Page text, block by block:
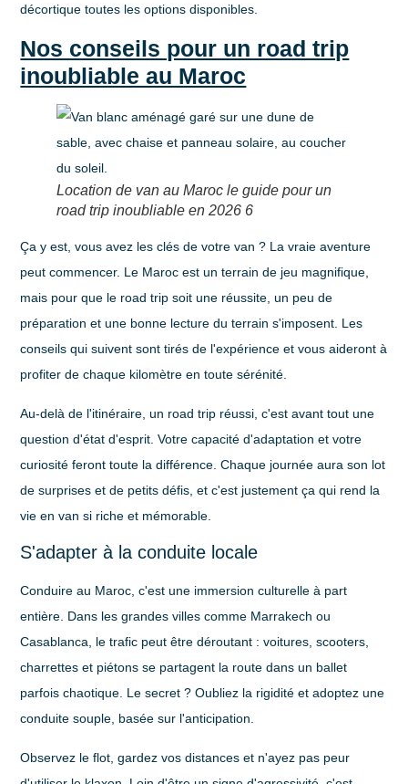
décortique toutes les options disponibles.
Nos conseils pour un road trip
inoubliable au Maroc
Location de van au Maroc le guide pour un
road trip inoubliable en 2026 6
Ça y est, vous avez les clés de votre van ? La vraie aventure
peut commencer. Le Maroc est un terrain de jeu magnifique,
mais pour que le road trip soit une réussite, un peu de
préparation et une bonne lecture du terrain s'imposent. Les
conseils qui suivent sont tirés de l'expérience et vous aideront à
profiter de chaque kilomètre en toute sérénité.
Au-delà de l'itinéraire, un road trip réussi, c'est avant tout une
question d'état d'esprit. Votre capacité d'adaptation et votre
curiosité feront toute la différence. Chaque journée aura son lot
de surprises et de petits défis, et c'est justement ça qui rend la
vie en van si riche et mémorable.
S'adapter à la conduite locale
Conduire au Maroc, c'est une immersion culturelle à part
entière. Dans les grandes villes comme Marrakech ou
Casablanca, le trafic peut être déroutant : voitures, scooters,
charrettes et piétons se partagent la route dans un ballet
parfois chaotique. Le secret ? Oubliez la rigidité et adoptez une
conduite souple, basée sur l'anticipation.
Observez le flot, gardez vos distances et n'ayez pas peur